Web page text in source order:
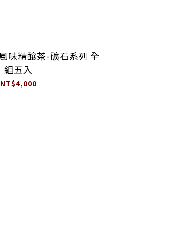
味精釀茶-礦石系列 全
組五入
NT$4,000